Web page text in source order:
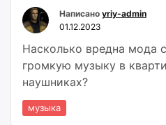
Написано yriy-admin
01.12.2023
Насколько вредна мода
громкую музыку в
наушниках?
музыка